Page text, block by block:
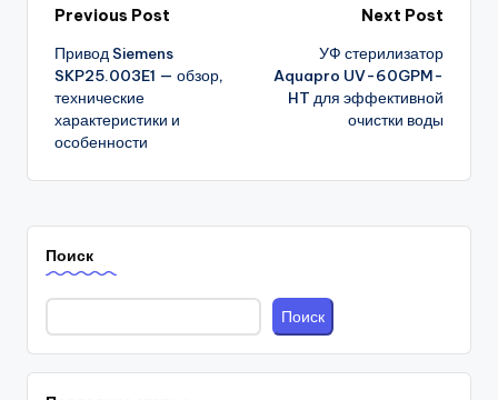
Post
navigation
Previous Post
Привод Siemens
SKP25.003E1 — обзор,
технические
характеристики и
особенности
Next Post
УФ стерилизатор
Aquapro UV-60GPM-
HT для эффективной
очистки воды
Поиск
Поиск